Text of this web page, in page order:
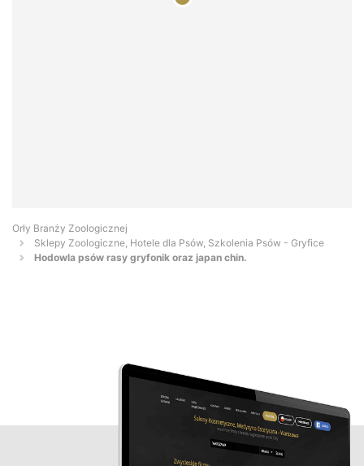
Orły Branży Zoologicznej
Sklepy Zoologiczne, Hotele dla Psów, Szkolenia Psów - Gryfice
Hodowla psów rasy gryfonik oraz japan chin.